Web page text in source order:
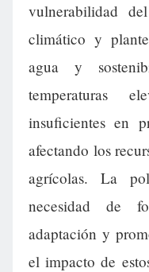
vulnerabilidad
climático y
agua y
temperaturas
insuficientes en
afectando los
agrícolas. La
necesidad de
adaptación y
el impacto de